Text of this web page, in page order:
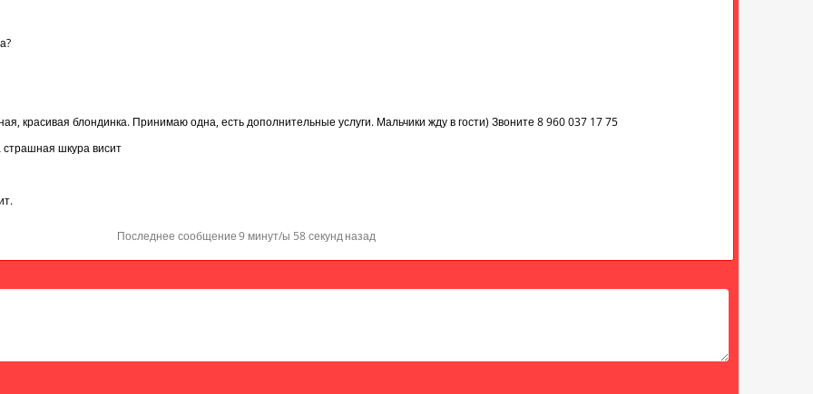
красивая блондинка. Принимаю одна, есть дополнительные услуги. Мальчики жду в гости) Звоните 8 960 037 17 75
шкура висит
Последнее сообщение9 минут/ы 58 секундназад